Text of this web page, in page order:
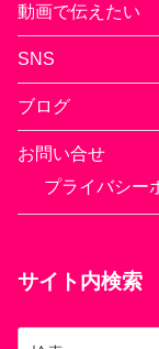
動画で伝えたい
SNS
ブログ
お問い合せ
プライバシー
サイト内検索